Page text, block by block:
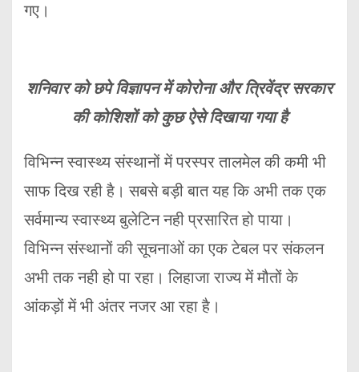
गए।
शनिवार को छपे विज्ञापन में कोरोना और त्रिवेंद्र सरकार
की कोशिशों को कुछ ऐसे दिखाया गया है
विभिन्न स्वास्थ्य संस्थानों में परस्पर तालमेल की कमी भी
साफ दिख रही है। सबसे बड़ी बात यह कि अभी तक एक
सर्वमान्य स्वास्थ्य बुलेटिन नही प्रसारित हो पाया।
विभिन्न संस्थानों की सूचनाओं का एक टेबल पर संकलन
अभी तक नही हो पा रहा। लिहाजा राज्य में मौतों के
आंकड़ों में भी अंतर नजर आ रहा है।